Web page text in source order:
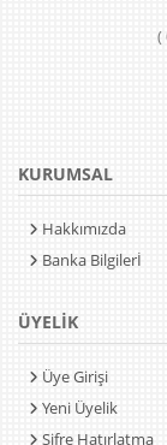
(
KURUMSAL
Hakkımızda
Banka Bilgilerİ
ÜYELİK
Üye Girişi
Yeni Üyelik
Şifre Hatırlatma